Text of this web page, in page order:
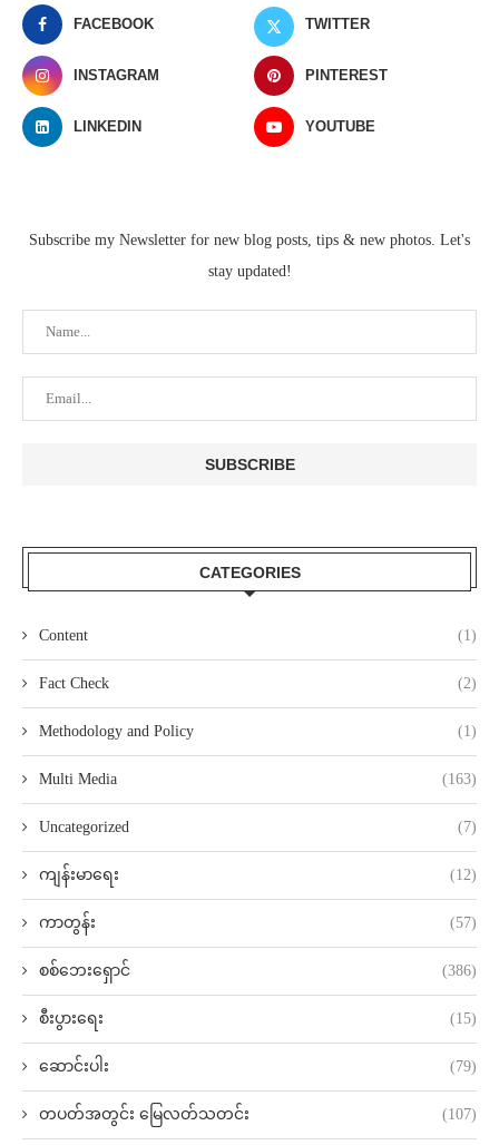
FACEBOOK TWITTER
INSTAGRAM PINTEREST
LINKEDIN YOUTUBE
Subscribe my Newsletter for new blog posts, tips & new photos. Let's
stay updated!
CATEGORIES
Content (1)
Fact Check (2)
Methodology and Policy (1)
Multi Media (163)
Uncategorized (7)
ကျန်းမာရေး (12)
ကာတွန်း (57)
စစ်ဘေးရှောင် (386)
စီးပွားရေး (15)
ဆောင်းပါး (79)
တပတ်အတွင်း မြေလတ်သတင်း (107)